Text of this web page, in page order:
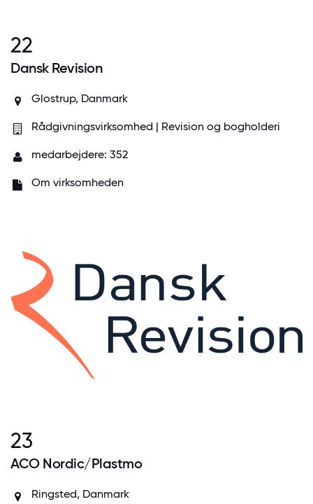
22
Dansk Revision
Glostrup, Danmark
Rådgivningsvirksomhed | Revision og bogholderi
medarbejdere: 352
Om virksomheden
23
ACO Nordic/Plastmo
Ringsted, Danmark